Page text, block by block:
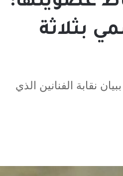
بثلاثة
نقابة الفنانين الذي